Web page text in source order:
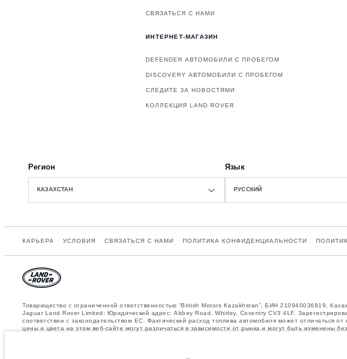
СВЯЗАТЬСЯ С НАМИ
ИНТЕРНЕТ-МАГАЗИН
DEFENDER АВТОМОБИЛИ С ПРОБЕГОМ
DISCOVERY АВТОМОБИЛИ С ПРОБЕГОМ
СЛЕДИТЕ ЗА НОВОСТЯМИ
КОЛЛЕКЦИЯ LAND ROVER
Регион
КАЗАХСТАН
Язык
РУССКИЙ
КАРЬЕРА УСЛОВИЯ СВЯЗАТЬСЯ С НАМИ ПОЛИТИКА КОНФИДЕНЦИАЛЬНОСТИ
Товарищество с ограниченной ответственностью “British Motors Kazakhstan”, БИН 210940036819,
Jaguar Land Rover Limited: Юридический адрес: Abbey Road, Whitley, Coventry CV3 4LF.
соответствии с законодательством ЕС. Фактический расход топлива автомобиля может отличаться
цены и цвета на этом веб-сайте могут различаться в зависимости от рынка и могут быть изменены